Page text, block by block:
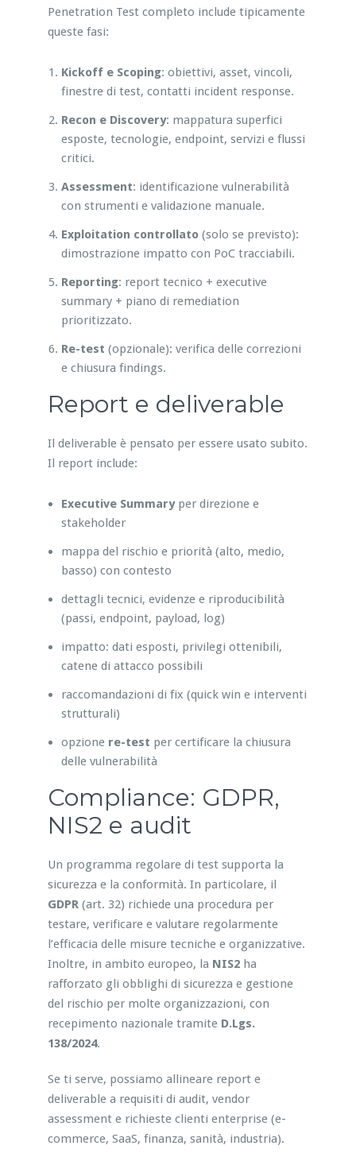
Penetration Test completo include tipicamente
queste fasi:
Kickoff e Scoping: obiettivi, asset, vincoli,
finestre di test, contatti incident response.
Recon e Discovery: mappatura superfici
esposte, tecnologie, endpoint, servizi e flussi
critici.
Assessment: identificazione vulnerabilità
con strumenti e validazione manuale.
Exploitation controllato(solo se previsto):
dimostrazione impatto con PoC tracciabili.
Reporting: report tecnico + executive
summary + piano di remediation
prioritizzato.
Re-test (opzionale): verifica delle correzioni
e chiusura findings.
Report e deliverable
Il deliverable è pensato per essere usato subito.
Il report include:
Executive Summaryper direzione e
stakeholder
mappa del rischio e priorità (alto, medio,
basso) con contesto
dettagli tecnici, evidenze e riproducibilità
(passi, endpoint, payload, log)
impatto: dati esposti, privilegi ottenibili,
catene di attacco possibili
raccomandazioni di fix (quick win e interventi
strutturali)
opzione re-test per certificare la chiusura
delle vulnerabilità
Compliance: GDPR,
NIS2 e audit
Un programma regolare di test supporta la
sicurezza e la conformità. In particolare, il
GDPR(art. 32) richiede una procedura per
testare, verificare e valutare regolarmente
l’efficacia delle misure tecniche e organizzative.
Inoltre, in ambito europeo, la NIS2ha
rafforzato gli obblighi di sicurezza e gestione
del rischio per molte organizzazioni, con
recepimento nazionale tramite D.Lgs.
138/2024.
Se ti serve, possiamo allineare report e
deliverable a requisiti di audit, vendor
assessment e richieste clienti enterprise (e-
commerce, SaaS, finanza, sanità, industria).